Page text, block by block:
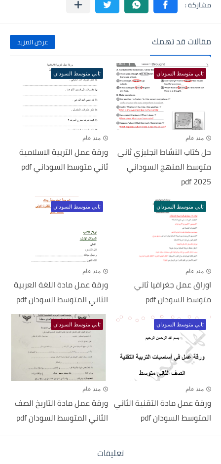
مقالات قد تهمك عرض المزيد
ثاني متوسط السودان
منذ عام
حل كتاب النشاط انجليزي ثاني
متوسط المنهج السوداني
2025 pdf
ثاني متوسط السودان
منذ عام
ورقة عمل التربية الاسلامية
ثاني متوسط السوداني pdf
ثاني متوسط السودان
منذ عام
اوراق عمل جغرافيا ثاني
متوسط السودان pdf
ثاني متوسط السودان
منذ عام
ورقة عمل مادة اللغة العربية
الثاني المتوسط السودان pdf
ثاني متوسط السودان
منذ عام
ورقة عمل مادة التقنية الثاني
المتوسط السودان pdf
ثاني متوسط السودان
منذ عام
ورقة عمل مادة التاريخ الصف
الثاني المتوسط السودان pdf
تعليقات